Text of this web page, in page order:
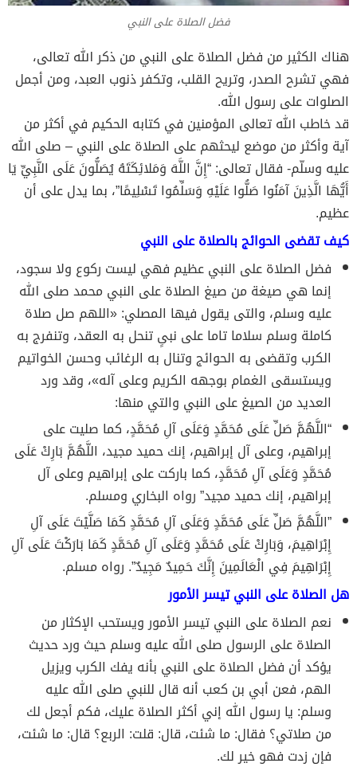
فضل الصلاة على النبي
هناك الكثير من فضل الصلاة على النبي من ذكر الله تعالى،
فهي تشرح الصدر، وتريح القلب، وتكفر ذنوب العبد، ومن أجمل
الصلوات على رسول الله.
قد خاطب الله تعالى المؤمنين في كتابه الحكيم في أكثر من
آية وأكثر من موضع ليحثهم على الصلاة على النبي – صلى الله
عليه وسلّم- فقال تعالى: “إِنَّ اللَّهَ وَمَلائِكَتَهُ يُصَلُّونَ عَلَى النَّبِيِّ يَا
أَيُّهَا الَّذِينَ آمَنُوا صَلُّوا عَلَيْهِ وَسَلِّمُوا تَسْلِيمًا”، بما يدل على أن
عظيم.
كيف تقضى الحوائج بالصلاة على النبي
فضل الصلاة على النبي عظيم فهي ليست ركوع ولا سجود،
إنما هي صيغة من صيغ الصلاة على النبي محمد صلى الله
عليه وسلم، والتى يقول فيها المصلي: «اللهم صل صلاة
كاملة وسلم سلاما تاما على نبىٍ تنحل به العقد، وتنفرج به
الكرب وتقضى به الحوائج وتنال به الرغائب وحسن الخواتيم
ويستسقى الغمام بوجهه الكريم وعلى آله»، وقد ورد
العديد من الصيغ على النبي والتي منها:
“‌اللَّهُمَّ ‌صَلِّ ‌عَلَى ‌مُحَمَّدٍ ‌وَعَلَى ‌آلِ ‌مُحَمَّدٍ، ‌كما ‌صليت ‌على
‌إبراهيم، وعلى آل إبراهيم، إنك حميد مجيد، اللَّهُمَّ بَارِكْ عَلَى
مُحَمَّدٍ وَعَلَى آلِ مُحَمَّدٍ، كما باركت على إبراهيم وعلى آل
إبراهيم، إنك حميد مجيد” رواه البخاري ومسلم.
‌”اللَّهُمَّ ‌صَلِّ ‌عَلَى ‌مُحَمَّدٍ وَعَلَى آلِ مُحَمَّدٍ كَمَا صَلَّيْتَ عَلَى آلِ
إِبْرَاهِيمَ، وَبَارِكْ عَلَى مُحَمَّدٍ وَعَلَى آلِ مُحَمَّدٍ كَمَا بَارَكْتَ عَلَى آلِ
إِبْرَاهِيمَ ‌فِي ‌الْعَالَمِينَ ‌إِنَّكَ ‌حَمِيدٌ ‌مَجِيدٌ”. رواه مسلم.
هل الصلاة على النبي تيسر الأمور
نعم الصلاة على النبي تيسر الأمور ويستحب الإكثار من
الصلاة على الرسول صلى الله عليه وسلم حيث ورد حديث
يؤكد أن فضل الصلاة على النبي بأنه يفك الكرب ويزيل
الهم، فعن أبي بن كعب أنه قال للنبي صلى الله عليه
وسلم: يا رسول الله إني أكثر الصلاة عليك، فكم أجعل لك
من صلاتي؟ فقال: ما شئت، قال: قلت: الربع؟ قال: ما شئت،
فإن زدت فهو خير لك.